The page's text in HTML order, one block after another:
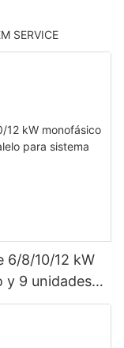
SERVICE
6/8/10/12 kW
y 9 unidades